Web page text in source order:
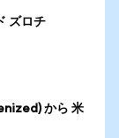
ズロチ
から 米